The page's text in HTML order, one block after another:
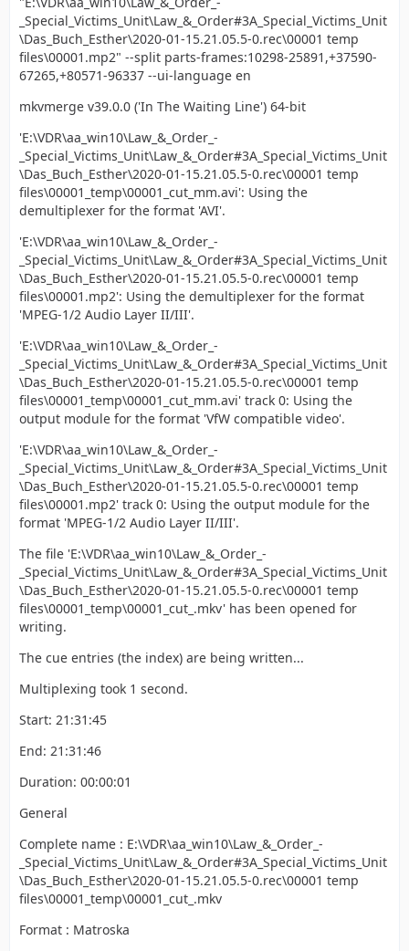
_Special_Victims_Unit\Law_&_Order#3A_Special_Victims_Unit
\Das_Buch_Esther\2020-01-15.21.05.5-0.rec\00001 temp
files\00001.mp2" --split parts-frames:10298-25891,+37590-
67265,+80571-96337 --ui-language en
mkvmerge v39.0.0 ('In The Waiting Line') 64-bit
'E:\VDR\aa_win10\Law_&_Order_-
_Special_Victims_Unit\Law_&_Order#3A_Special_Victims_Unit
\Das_Buch_Esther\2020-01-15.21.05.5-0.rec\00001 temp
files\00001_temp\00001_cut_mm.avi': Using the
demultiplexer for the format 'AVI'.
'E:\VDR\aa_win10\Law_&_Order_-
_Special_Victims_Unit\Law_&_Order#3A_Special_Victims_Unit
\Das_Buch_Esther\2020-01-15.21.05.5-0.rec\00001 temp
files\00001.mp2': Using the demultiplexer for the format
'MPEG-1/2 Audio Layer II/III'.
'E:\VDR\aa_win10\Law_&_Order_-
_Special_Victims_Unit\Law_&_Order#3A_Special_Victims_Unit
\Das_Buch_Esther\2020-01-15.21.05.5-0.rec\00001 temp
files\00001_temp\00001_cut_mm.avi' track 0: Using the
output module for the format 'VfW compatible video'.
'E:\VDR\aa_win10\Law_&_Order_-
_Special_Victims_Unit\Law_&_Order#3A_Special_Victims_Unit
\Das_Buch_Esther\2020-01-15.21.05.5-0.rec\00001 temp
files\00001.mp2' track 0: Using the output module for the
format 'MPEG-1/2 Audio Layer II/III'.
The file 'E:\VDR\aa_win10\Law_&_Order_-
_Special_Victims_Unit\Law_&_Order#3A_Special_Victims_Unit
\Das_Buch_Esther\2020-01-15.21.05.5-0.rec\00001 temp
files\00001_temp\00001_cut_.mkv' has been opened for
writing.
The cue entries (the index) are being written...
Multiplexing took 1 second.
Start: 21:31:45
End: 21:31:46
Duration: 00:00:01
General
Complete name : E:\VDR\aa_win10\Law_&_Order_-
_Special_Victims_Unit\Law_&_Order#3A_Special_Victims_Unit
\Das_Buch_Esther\2020-01-15.21.05.5-0.rec\00001 temp
files\00001_temp\00001_cut_.mkv
Format : Matroska